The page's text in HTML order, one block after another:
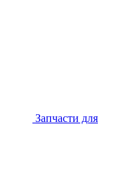
Запчасти для